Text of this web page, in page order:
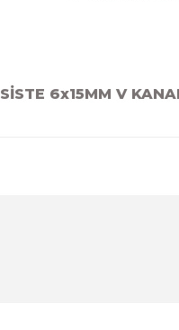
6x15MM V